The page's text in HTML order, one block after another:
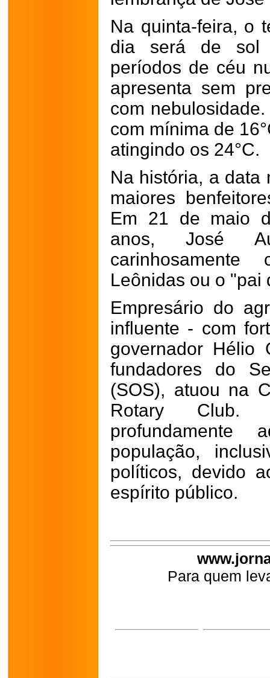
Na quinta-feira, o
dia será de sol
períodos de céu
apresenta sem
com
com mínima de
atingindo os 24°C.
Na história, a data
maiores
Em 21 de maio
anos, José
Leônidas ou o "pai
Empresário do
influente - com
governador
fundadores do
(SOS), atuou na
Rotary Club.
população,
políticos, devido
espírito público.
Para quem